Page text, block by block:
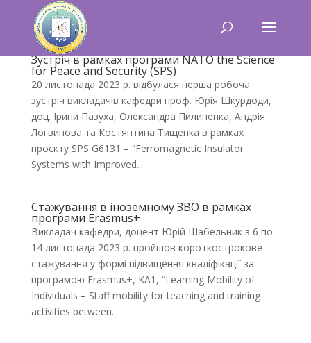
Зустріч в рамках програми NATO the Science
for Peace and Security (SPS)
20 листопада 2023 р. відбулася перша робоча
зустріч викладачів кафедри проф. Юрія Шкурдоди,
доц. Ірини Пазуха, Олександра Пилипенка, Андрія
Логвинова та Костянтина Тищенка в рамках
проєкту SPS G6131 – “Ferromagnetic Insulator
Systems with Improved...
Стажування в іноземному ЗВО в рамках
програми Erasmus+
Викладач кафедри, доцент Юрій Шабельник з 6 по
14 листопада 2023 р. пройшов короткострокове
стажування у формі підвищення кваліфікації за
програмою Erasmus+, KA1, “Learning Mobility of
Individuals – Staff mobility for teaching and training
activities between...